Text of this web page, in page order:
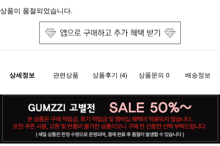
상품이 품절되었습니다.
상세정보 관련상품 상품후기 (4) 상품문의 0 배송정보